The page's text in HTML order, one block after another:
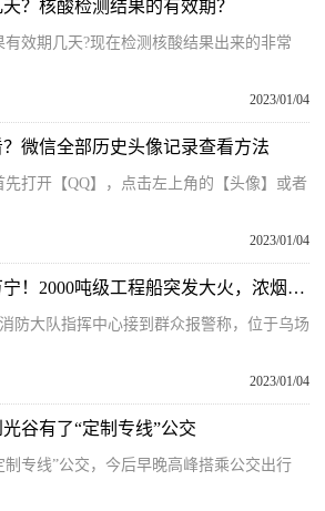
？核酸检测结果的有效期？
效期几天?现在检测核酸结果出来的非常
2023/01/04
微信全部历史头像记录查看方法
先打开【QQ】，点击左上角的【头像】或者
2023/01/04
全球即时看！事发万宁！2000吨级工程船突发大火，浓烟滚滚……
防大队指挥中心接到群众报警称，位于乌场
2023/01/04
谷有了“定制专线”公交
制专线”公交，今后早晚高峰搭乘公交出行